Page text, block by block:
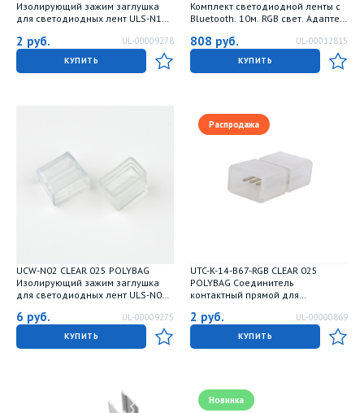
Изолирующий зажим заглушка
для светодиодных лент ULS-N12
прозрачный. 25 штук в пакете. TM
Uniel
2 руб. UL-00009278
КУПИТЬ
Комплект светодиодной ленты c
Bluetooth. 10м. RGB свет. Адаптер
TM Uniel
808 руб. UL-00012815
КУПИТЬ
UCW-N02 CLEAR 025 POLYBAG
Изолирующий зажим заглушка
для светодиодных лент ULS-N02
прозрачный. 25 штук в пакете. TM
Uniel
6 руб. UL-00009275
КУПИТЬ
Распродажа
UTC-K-14-B67-RGB CLEAR 025
POLYBAG Соединитель
контактный прямой для
RGB. 4 контакта.Цвет прозрачный.
25 штук в пакете. TM Uniel
2 руб. UL-00000869
КУПИТЬ
Новинка